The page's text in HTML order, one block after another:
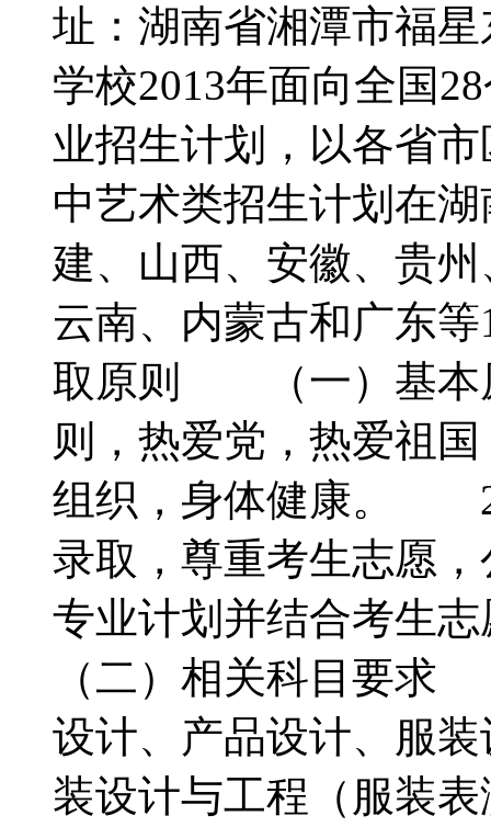
址：湖南省湘潭市福
学校2013年面向全国
业招生计划，以各省
中艺术类招生计划在
建、山西、安徽、贵
云南、内蒙古和广东
取原则 （一）基本
则，热爱党，热爱祖
组织，身体健康。
录取，尊重考生志愿
专业计划并结合考
（二）相关科目要
设计、产品设计、服
装设计与工程（服装